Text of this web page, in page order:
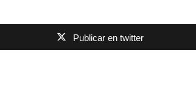
Publicar en twitter